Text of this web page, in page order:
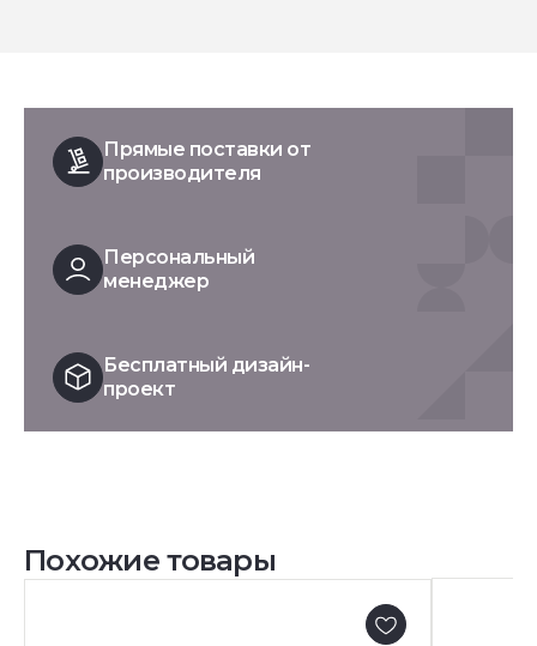
Прямые поставки от
производителя
Персональный
менеджер
Бесплатный дизайн-
проект
Похожие товары